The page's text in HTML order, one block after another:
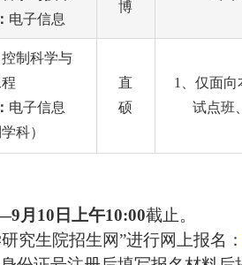
电子信息
博
控制科学与
电子信息
科）
直
硕
1、仅面向
试点班
月 10 日上午10:00截止。
究生院招生网”进行网上报名：